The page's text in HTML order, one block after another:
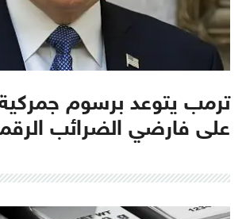
على فارضي الضرائب